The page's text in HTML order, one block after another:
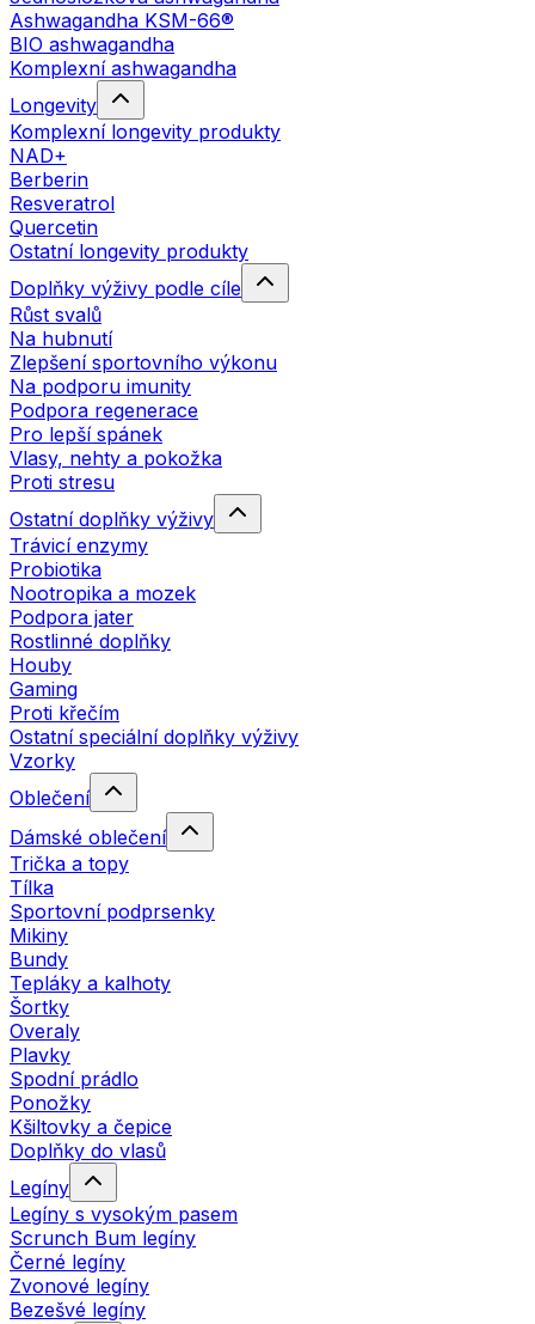
Ashwagandha KSM-66®
BIO ashwagandha
Komplexní ashwagandha
Longevity
Komplexní longevity produkty
NAD+
Berberin
Resveratrol
Quercetin
Ostatní longevity produkty
Doplňky výživy podle cíle
Růst svalů
Na hubnutí
Zlepšení sportovního výkonu
Na podporu imunity
Podpora regenerace
Pro lepší spánek
Vlasy, nehty a pokožka
Proti stresu
Ostatní doplňky výživy
Trávicí enzymy
Probiotika
Nootropika a mozek
Podpora jater
Rostlinné doplňky
Houby
Gaming
Proti křečím
Ostatní speciální doplňky výživy
Vzorky
Oblečení
Dámské oblečení
Trička a topy
Tílka
Sportovní podprsenky
Mikiny
Bundy
Tepláky a kalhoty
Šortky
Overaly
Plavky
Spodní prádlo
Ponožky
Kšiltovky a čepice
Doplňky do vlasů
Legíny
Legíny s vysokým pasem
Scrunch Bum legíny
Černé legíny
Zvonové legíny
Bezešvé legíny